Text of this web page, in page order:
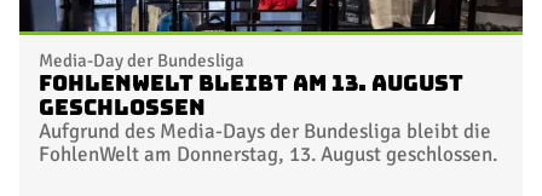
Media-Day der Bundesliga
FohlenWelt bleibt am 13. August
geschlossen
Aufgrund des Media-Days der Bundesliga bleibt die
FohlenWelt am Donnerstag, 13. August geschlossen.